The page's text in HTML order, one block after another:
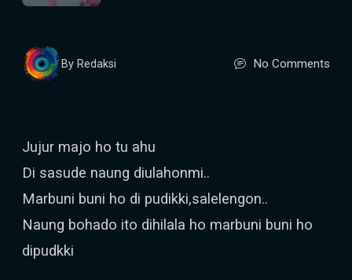
By Redaksi No Comments
Jujur majo ho tu ahu
Di sasude naung diulahonmi..
Marbuni buni ho di pudikki,salelengon..
Naung bohado ito dihilala ho marbuni buni ho
dipudkki